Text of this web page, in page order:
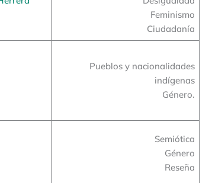
Feminismo
Ciudadanía
Pueblos y nacionalidades
indígenas
Género.
Semiótica
Género
Reseña